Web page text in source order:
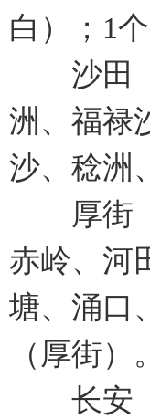
白）；1
沙田 辖
洲、福禄
沙、稔洲
厚街 辖
赤岭、河
塘、涌口
（厚街）。
长安 辖